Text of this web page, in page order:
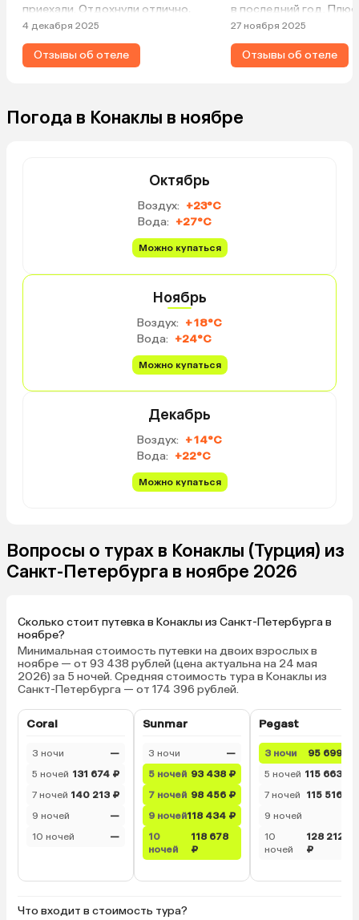
приехали. Отдохнули отлично,
голодными не ходили. Чисто,
уютно, вежливый персонал, нам
понравилось.
4 декабря 2025
Отзывы об отеле
в последний год.
территория отеля
красивая, несколько
импортным
очень круто, что есть
Минусы: убирают
один день были
спокойным отдыхом
"движухи", нам все
но вау-эффекта не
27 ноября 2025
Отзывы об отеле
Погода в Конаклы в ноябре
Октябрь
Воздух: +23°C
Вода: +27°C
Можно купаться
Ноябрь
Воздух: +18°C
Вода: +24°C
Можно купаться
Декабрь
Воздух: +14°C
Вода: +22°C
Можно купаться
Вопросы о турах в Конаклы (Турция) из
Санкт-Петербурга в ноябре 2026
Сколько стоит путевка в Конаклы из Санкт-Петербурга в
ноябре?
Минимальная стоимость путевки на двоих взрослых в
ноябре — от 93 438 рублей (цена актуальна на 24 мая
2026) за 5 ночей. Средняя стоимость тура в Конаклы из
Санкт-Петербурга — от 174 396 рублей.
Coral
3 ночи
—
5 ночей 131 674 ₽
7 ночей 140 213 ₽
9 ночей
—
10 ночей
—
Sunmar
3 ночи
—
5 ночей 93 438 ₽
7 ночей 98 456 ₽
9 ночей118 434 ₽
10
ночей
118 678
₽
Pegast
3 ночи
95 699 ₽
5 ночей 115 663 ₽
7 ночей
115 516 ₽
9 ночей
10
ночей
128 212
₽
Что входит в стоимость тура?